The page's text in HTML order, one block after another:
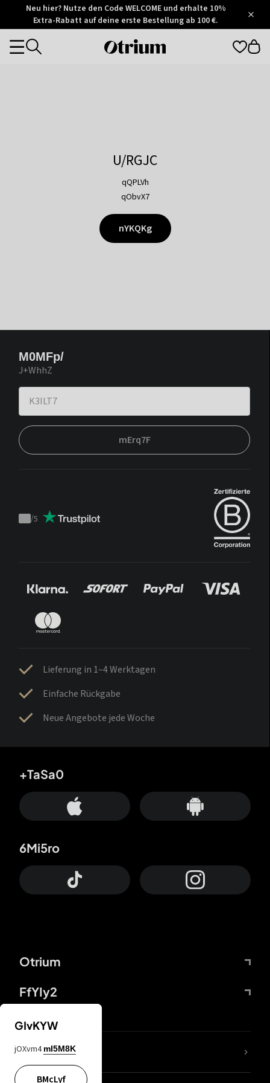
Otrium
Trustpilot
Neu hier? Nutze den Code WELCOME und erhalte 10%
Extra-Rabatt auf deine erste Bestellung ab 100 €.
Otrium
Categories
U/RGJC
qQPLVh
qObvX7
nYKQKg
M0MFp/
J+WhhZ
mErq7F
Trustpilot
/5
Lieferung in 1–4 Werktagen
Einfache Rückgabe
Neue Angebote jede Woche
Otrium
FfYIy2
+TaSa0
6Mi5ro
DDcvSo
GIvKYW
jOXvm4 mI5M8K
BMcLyf